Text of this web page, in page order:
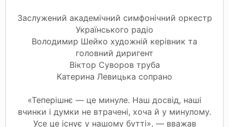
Заслужений академічний симфонічний оркестр
Українського радіо
Володимир Шейко художній керівник та
головний диригент
Віктор Суворов труба
Катерина Левицька сопрано
«Теперішнє — це минуле. Наш досвід, наші
вчинки і думки не втрачені, хоча й у минулому.
Усе це існує у нашому бутті», — вважав